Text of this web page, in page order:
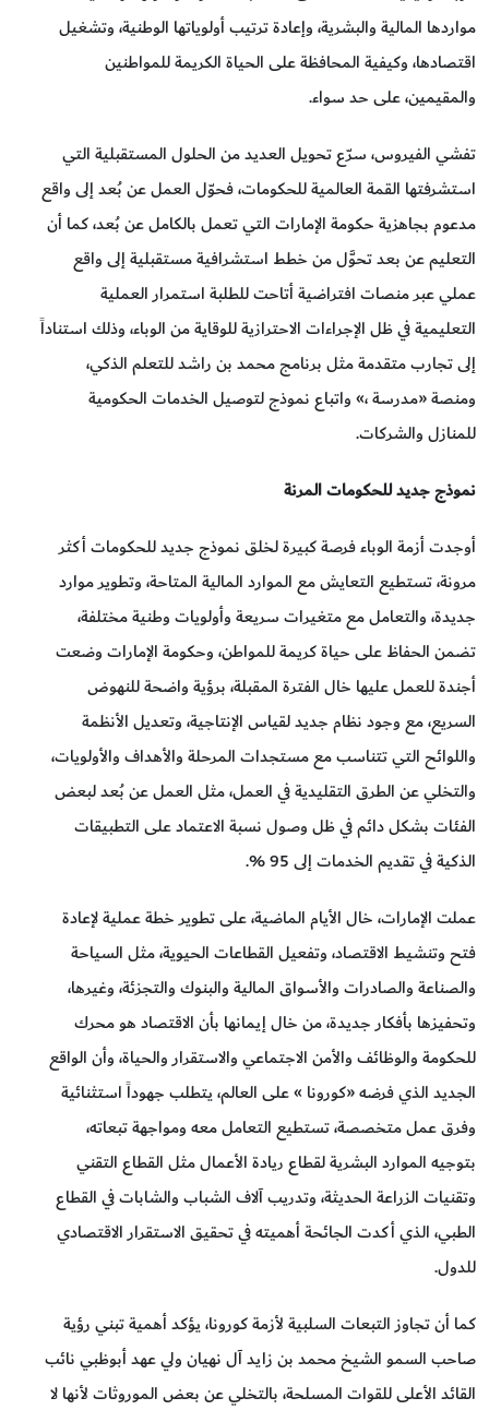
مواردها المالية والبشرية، وإعادة ترتيب أولوياتها الوطنية، وتشغيل
اقتصادها، وكيفية المحافظة على الحياة الكريمة للمواطنين
والمقيمين، على حد سواء.
تفشي الفيروس، سرّع تحويل العديد من الحلول المستقبلية التي
استشرفتها القمة العالمية للحكومات، فحوّل العمل عن بُعد إلى واقع
مدعوم بجاهزية حكومة الإمارات التي تعمل بالكامل عن بُعد، كما أن
التعليم عن بعد تحوَّل من خطط استشرافية مستقبلية إلى واقع
عملي عبر منصات افتراضية أتاحت للطلبة استمرار العملية
التعليمية في ظل الإجراءات الاحترازية للوقاية من الوباء، وذلك استناداً
إلى تجارب متقدمة مثل برنامج محمد بن راشد للتعلم الذكي،
ومنصة «مدرسة ،» واتباع نموذج لتوصيل الخدمات الحكومية
للمنازل والشركات.
نموذج جديد للحكومات المرنة
أوجدت أزمة الوباء فرصة كبيرة لخلق نموذج جديد للحكومات أكثر
مرونة، تستطيع التعايش مع الموارد المالية المتاحة، وتطوير موارد
جديدة، والتعامل مع متغيرات سريعة وأولويات وطنية مختلفة،
تضمن الحفاظ على حياة كريمة للمواطن، وحكومة الإمارات وضعت
أجندة للعمل عليها خال الفترة المقبلة، برؤية واضحة للنهوض
السريع، مع وجود نظام جديد لقياس الإنتاجية، وتعديل الأنظمة
واللوائح التي تتناسب مع مستجدات المرحلة والأهداف والأولويات،
والتخلي عن الطرق التقليدية في العمل، مثل العمل عن بُعد لبعض
الفئات بشكل دائم في ظل وصول نسبة الاعتماد على التطبيقات
الذكية في تقديم الخدمات إلى 95 %.
عملت الإمارات، خال الأيام الماضية، على تطوير خطة عملية لإعادة
فتح وتنشيط الاقتصاد، وتفعيل القطاعات الحيوية، مثل السياحة
والصناعة والصادرات والأسواق المالية والبنوك والتجزئة، وغيرها،
وتحفيزها بأفكار جديدة، من خال إيمانها بأن الاقتصاد هو محرك
للحكومة والوظائف والأمن الاجتماعي والاستقرار والحياة، وأن الواقع
الجديد الذي فرضه «كورونا » على العالم، يتطلب جهوداً استثنائية
وفرق عمل متخصصة، تستطيع التعامل معه ومواجهة تبعاته،
بتوجيه الموارد البشرية لقطاع ريادة الأعمال مثل القطاع التقني
وتقنيات الزراعة الحديثة، وتدريب آلاف الشباب والشابات في القطاع
الطبي، الذي أكدت الجائحة أهميته في تحقيق الاستقرار الاقتصادي
للدول.
كما أن تجاوز التبعات السلبية لأزمة كورونا، يؤكد أهمية تبني رؤية
صاحب السمو الشيخ محمد بن زايد آل نهيان ولي عهد أبوظبي نائب
القائد الأعلى للقوات المسلحة، بالتخلي عن بعض الموروثات لأنها لا